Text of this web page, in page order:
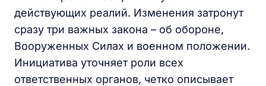
действующих реалий. Изменения затронут
сразу три важных закона – об обороне,
Вооруженных Силах и военном положении.
Инициатива уточняет роли всех
ответственных органов, четко описывает